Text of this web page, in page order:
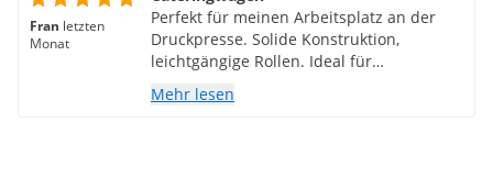
Fran letzten
Monat
Perfekt für meinen Arbeitsplatz an der
Druckpresse. Solide Konstruktion,
leichtgängige Rollen. Ideal für
Heimdrucker.
Mehr lesen